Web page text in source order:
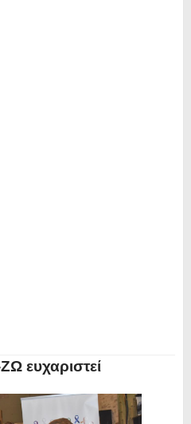
ευχαριστεί